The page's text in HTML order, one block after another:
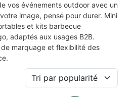
vos événements outdoor avec un
image, pensé pour durer. Mini
et kits barbecue
adaptés aux usages B2B.
marquage et flexibilité des